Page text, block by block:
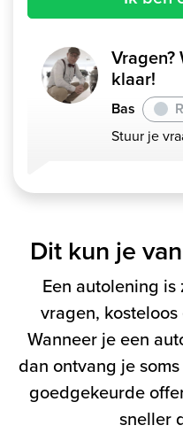
Vragen?
klaar!
Bas
Stuur je
Dit kun je
Een autolening
vragen,
Wanneer je een
dan ontvang je
goedgekeurde
sneller